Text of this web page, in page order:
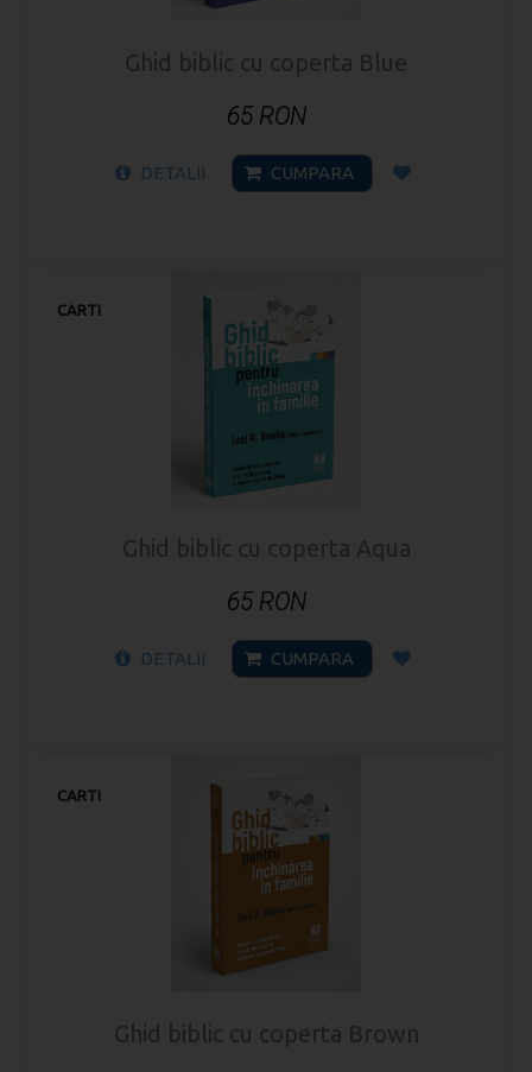
Ghid biblic cu coperta Blue
65 RON
DETALII CUMPARA
CARTI
Ghid biblic cu coperta Aqua
65 RON
DETALII CUMPARA
CARTI
Ghid biblic cu coperta Brown